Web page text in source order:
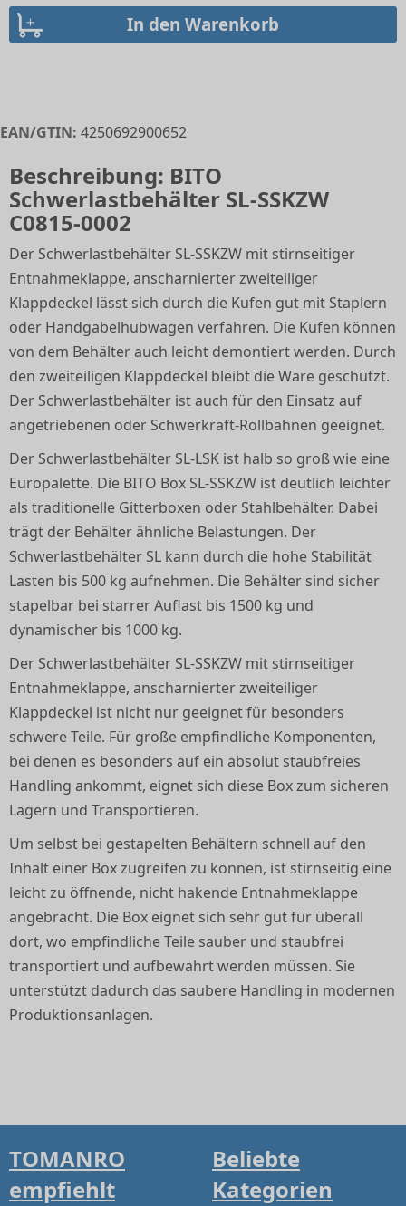
EAN/GTIN: 4250692900652
Beschreibung: BITO
Schwerlastbehälter SL-SSKZW
C0815-0002
Der Schwerlastbehälter SL-SSKZW mit stirnseitiger
Entnahmeklappe, anscharnierter zweiteiliger
Klappdeckel lässt sich durch die Kufen gut mit Staplern
oder Handgabelhubwagen verfahren. Die Kufen können
von dem Behälter auch leicht demontiert werden. Durch
den zweiteiligen Klappdeckel bleibt die Ware geschützt.
Der Schwerlastbehälter ist auch für den Einsatz auf
angetriebenen oder Schwerkraft-Rollbahnen geeignet.
Der Schwerlastbehälter SL-LSK ist halb so groß wie eine
Europalette. Die BITO Box SL-SSKZW ist deutlich leichter
als traditionelle Gitterboxen oder Stahlbehälter. Dabei
trägt der Behälter ähnliche Belastungen. Der
Schwerlastbehälter SL kann durch die hohe Stabilität
Lasten bis 500 kg aufnehmen. Die Behälter sind sicher
stapelbar bei starrer Auflast bis 1500 kg und
dynamischer bis 1000 kg.
Der Schwerlastbehälter SL-SSKZW mit stirnseitiger
Entnahmeklappe, anscharnierter zweiteiliger
Klappdeckel ist nicht nur geeignet für besonders
schwere Teile. Für große empfindliche Komponenten,
bei denen es besonders auf ein absolut staubfreies
Handling ankommt, eignet sich diese Box zum sicheren
Lagern und Transportieren.
Um selbst bei gestapelten Behältern schnell auf den
Inhalt einer Box zugreifen zu können, ist stirnseitig eine
leicht zu öffnende, nicht hakende Entnahmeklappe
angebracht. Die Box eignet sich sehr gut für überall
dort, wo empfindliche Teile sauber und staubfrei
transportiert und aufbewahrt werden müssen. Sie
unterstützt dadurch das saubere Handling in modernen
Produktionsanlagen.
TOMANRO
empfiehlt
Beliebte
Kategorien